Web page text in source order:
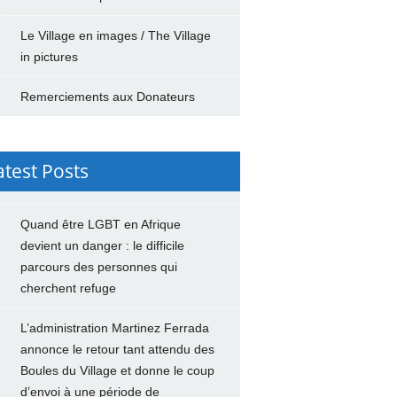
Le Village en images / The Village
in pictures
Remerciements aux Donateurs
Posts
Quand être LGBT en Afrique
devient un danger : le difficile
parcours des personnes qui
cherchent refuge
L’administration Martinez Ferrada
annonce le retour tant attendu des
Boules du Village et donne le coup
d’envoi à une période de